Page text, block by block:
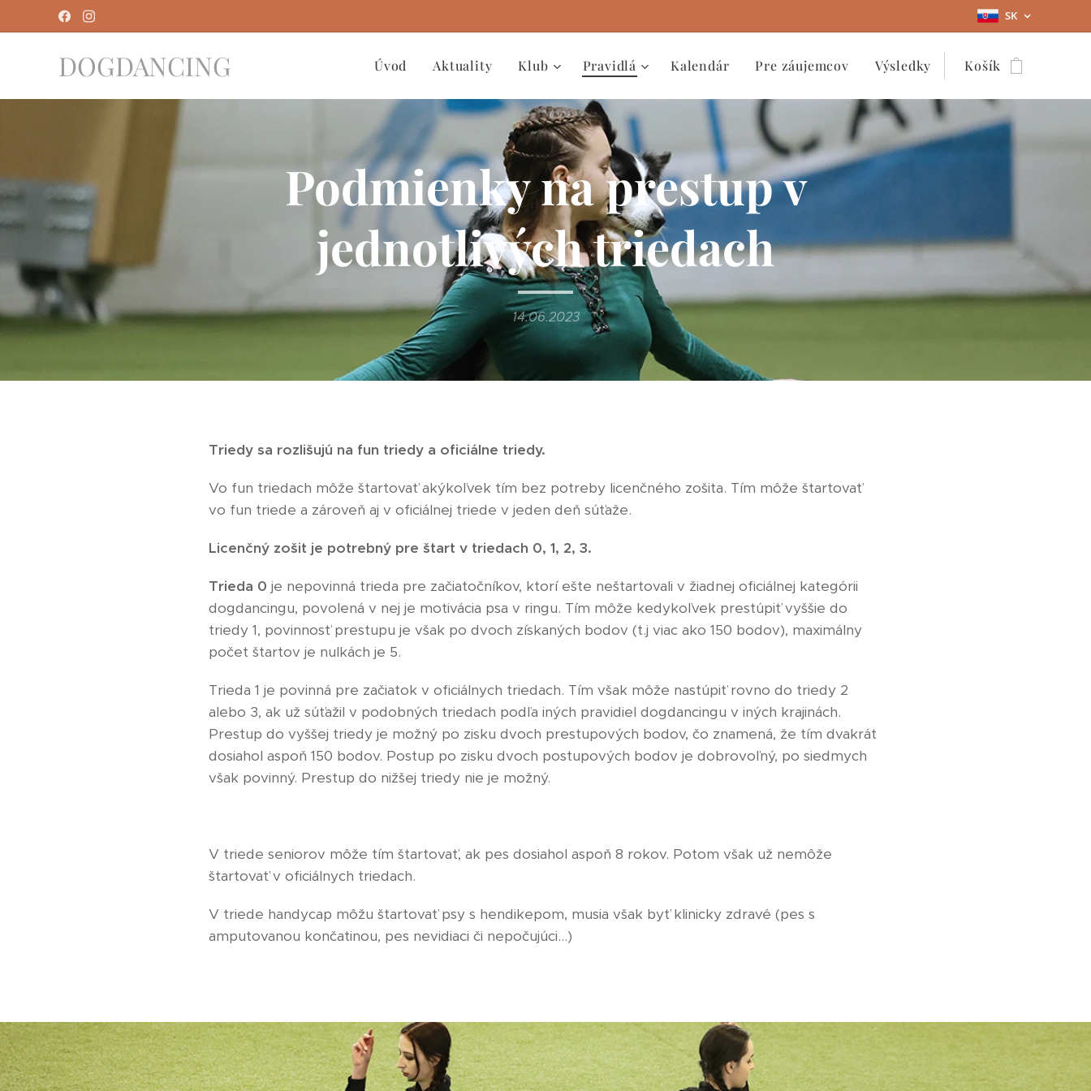
SK
DOGDANCING Úvod Aktuality Klub Pravidlá Kalendár Pre záujemcov Výsledky Košík
Podmienky na prestup v
jednotlivých triedach
14.06.2023
Triedy sa rozlišujú na fun triedy a oficiálne triedy.
Vo fun triedach môže štartovať akýkoľvek tím bez potreby licenčného zošita. Tím môže štartovať
vo fun triede a zároveň aj v oficiálnej triede v jeden deň súťaže.
Licenčný zošit je potrebný pre štart v triedach 0, 1, 2, 3.
Trieda 0 je nepovinná trieda pre začiatočníkov, ktorí ešte neštartovali v žiadnej oficiálnej kategórii
dogdancingu, povolená v nej je motivácia psa v ringu. Tím môže kedykoľvek prestúpiť vyššie do
triedy 1, povinnosť prestupu je však po dvoch získaných bodov (t.j viac ako 150 bodov), maximálny
počet štartov je nulkách je 5.
Trieda 1 je povinná pre začiatok v oficiálnych triedach. Tím však môže nastúpiť rovno do triedy 2
alebo 3, ak už súťažil v podobných triedach podľa iných pravidiel dogdancingu v iných krajinách.
Prestup do vyššej triedy je možný po zisku dvoch prestupových bodov, čo znamená, že tím dvakrát
dosiahol aspoň 150 bodov. Postup po zisku dvoch postupových bodov je dobrovoľný, po siedmych
však povinný. Prestup do nižšej triedy nie je možný.
V triede seniorov môže tím štartovať, ak pes dosiahol aspoň 8 rokov. Potom však už nemôže
štartovať v oficiálnych triedach.
V triede handycap môžu štartovať psy s hendikepom, musia však byť klinicky zdravé (pes s
amputovanou končatinou, pes nevidiaci či nepočujúci...)